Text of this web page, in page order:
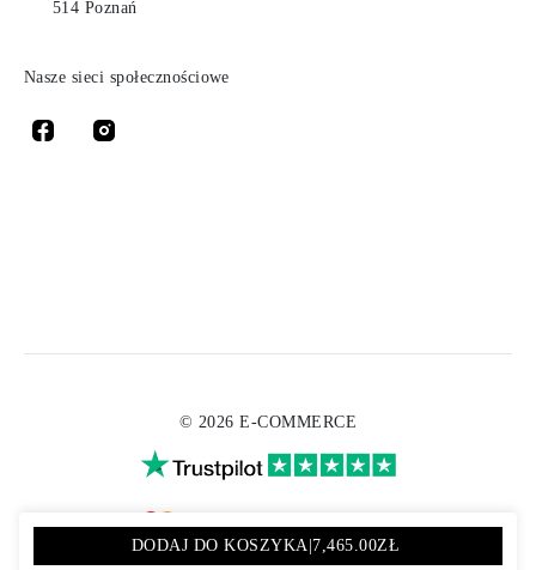
DODAJ DO KOSZYKA 7,465.00ZŁ
514 Poznań
Nasze sieci społecznościowe
© 2026 E-COMMERCE